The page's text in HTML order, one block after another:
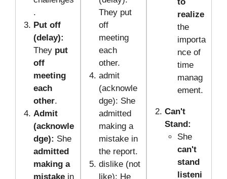
.
Put off
(delay):
They put
off
meeting
each
other.
Admit
(acknowle
dge): She
admitted
making a
mistakein
They put
off
meeting
each
other.
admit
(acknowle
dge): She
admitted
making a
mistake in
the report.
dislike (not
like): He
realize
the
importa
nce of
time
manag
ement.
Can't
Stand:
She
can't
stand
listeni